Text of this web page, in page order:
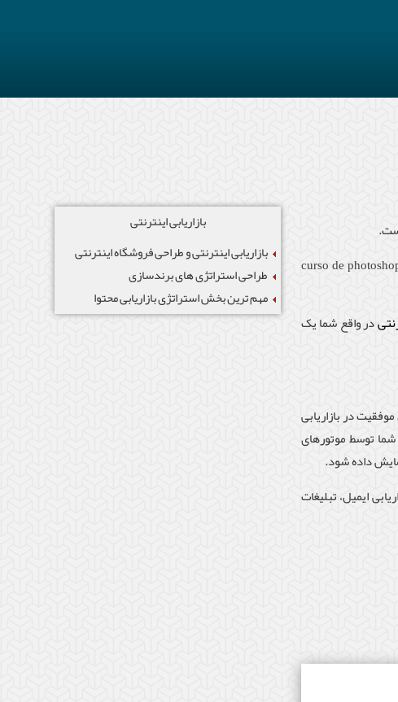
curso de
در واقع شما یک
در بازاریابی
شما توسط موتورهای
داده شود.
ایمیل، تبلیغات
بازاریابی اینترنتی
بازاریابی اینترنتی و طراحی فروشگاه اینترنتی
طراحی استراتژی های برندسازی
مهم ترین بخش استراتژی بازاریابی محتوا